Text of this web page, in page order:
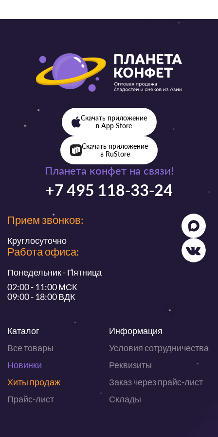
Планета конфет на связи!
+7 495 118-33-24
Прием звонков:
Круглосуточно
Работа офиса:
Понедельник - Пятница
02:00 - 11:00 МСК
09:00 - 18:00 ВДК
Каталог
Все товары
Новинки
Хиты продаж
Прайс-лист
Информация
Условия сотрудничества
Реквизиты
Заказ через прайс-лист
Склады
Скачать приложение
в App Store
Скачать приложение
в RuStore